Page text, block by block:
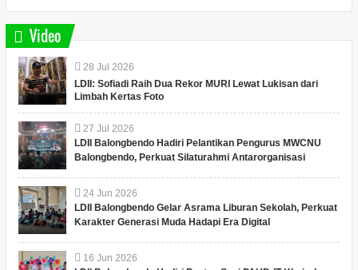
Video
28 Jul 2026
LDII: Sofiadi Raih Dua Rekor MURI Lewat Lukisan dari
Limbah Kertas Foto
27 Jul 2026
LDII Balongbendo Hadiri Pelantikan Pengurus MWCNU
Balongbendo, Perkuat Silaturahmi Antarorganisasi
24 Jun 2026
LDII Balongbendo Gelar Asrama Liburan Sekolah, Perkuat
Karakter Generasi Muda Hadapi Era Digital
16 Jun 2026